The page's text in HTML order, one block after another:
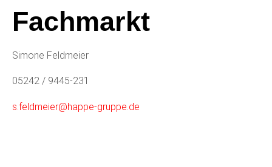
Fachmarkt
Simone Feldmeier
05242 / 9445-231
s.feldmeier@happe-gruppe.de